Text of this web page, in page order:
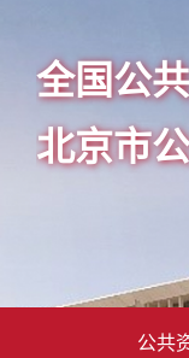
全国公
北京市
公共